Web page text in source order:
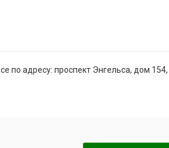
адресу: проспект Энгельса, дом 154,